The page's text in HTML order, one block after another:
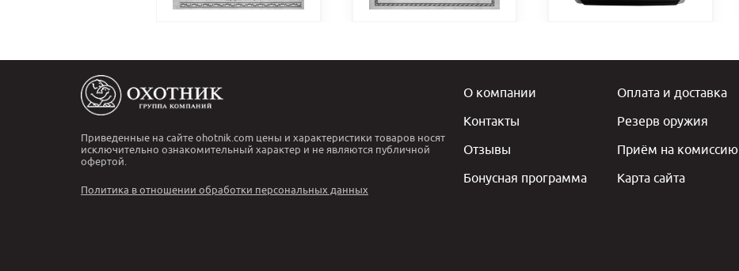
Приведенные на сайте ohotnik.com цены и характеристики товаров носят
исключительно ознакомительный характер и не являются публичной
офертой.
Политика в отношении обработки персональных данных
О компании
Контакты
Отзывы
Бонусная программа
Оплата и доставка
Резерв оружия
Приём на комиссию
Карта сайта